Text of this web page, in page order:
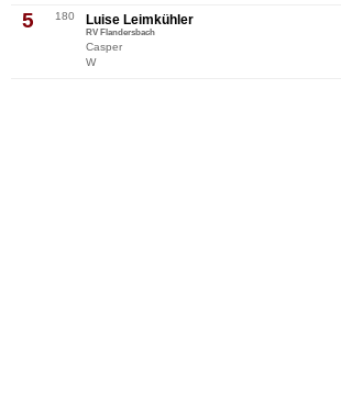
5 180 Luise Leimkühler
RV Flandersbach
Casper
W